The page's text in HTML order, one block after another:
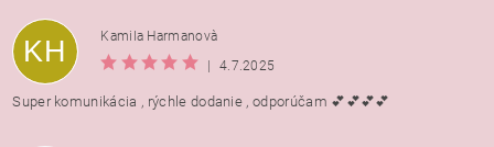
KH
Kamila Harmanovà
|
4.7.2025
Super komunikácia , rýchle dodanie , odporúčam 💕💕💕💕